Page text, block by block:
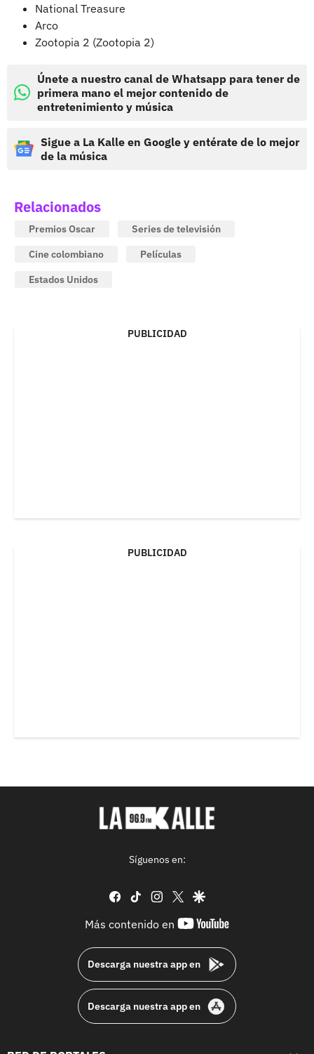
National Treasure
Arco
Zootopia 2 (Zootopia 2)
Únete a nuestro canal de Whatsapp para tener de
primera mano el mejor contenido de
entretenimiento y música
Sigue a La Kalle en Google y entérate de lo mejor
de la música
Relacionados
Premios Oscar
Series de televisión
Cine colombiano
Películas
Estados Unidos
PUBLICIDAD
PUBLICIDAD
Síguenos en:
facebook
tiktok instagram
twittergoogle
Más contenido en
youtube-
Descarga nuestra app en
Descarga nuestra app en